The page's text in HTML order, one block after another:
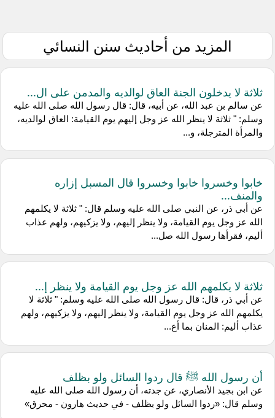
المزيد من أحاديث سنن النسائي
ثلاثة لا يدخلون الجنة العاق لوالديه والمدمن على ال...
عن سالم بن عبد الله، عن أبيه، قال: قال رسول الله صلى الله عليه
وسلم: " ثلاثة لا ينظر الله عز وجل إليهم يوم القيامة: العاق لوالديه،
والمرأة المترجلة، و...
خابوا وخسروا خابوا وخسروا قال المسبل إزاره
والمنف...
عن أبي ذر، عن النبي صلى الله عليه وسلم قال: " ثلاثة لا يكلمهم
الله عز وجل يوم القيامة، ولا ينظر إليهم، ولا يزكيهم، ولهم عذاب
أليم، فقرأها رسول الله صل...
ثلاثة لا يكلمهم الله عز وجل يوم القيامة ولا ينظر إ...
عن أبي ذر، قال: قال رسول الله صلى الله عليه وسلم: " ثلاثة لا
يكلمهم الله عز وجل يوم القيامة، ولا ينظر إليهم، ولا يزكيهم، ولهم
عذاب أليم: المنان بما أع...
أن رسول الله ﷺ قال ردوا السائل ولو بظلف
عن ابن بجيد الأنصاري، عن جدته، أن رسول الله صلى الله عليه
وسلم قال: «ردوا السائل ولو بظلف - في حديث هارون - محرق»